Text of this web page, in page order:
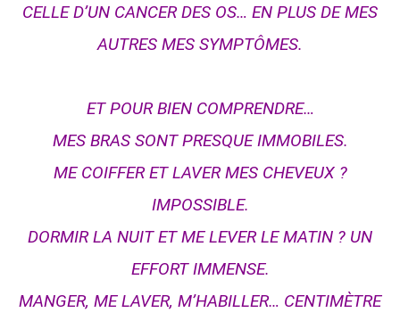
CELLE D’UN CANCER DES OS… EN PLUS DE MES
AUTRES MES SYMPTÔMES.
ET POUR BIEN COMPRENDRE…
MES BRAS SONT PRESQUE IMMOBILES.
ME COIFFER ET LAVER MES CHEVEUX ?
IMPOSSIBLE.
DORMIR LA NUIT ET ME LEVER LE MATIN ? UN
EFFORT IMMENSE.
MANGER, ME LAVER, M’HABILLER… CENTIMÈTRE